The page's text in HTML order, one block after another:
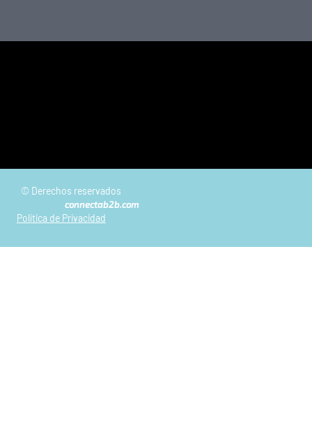
© Derechos reservados
connectab2b.com
Política de Privacidad